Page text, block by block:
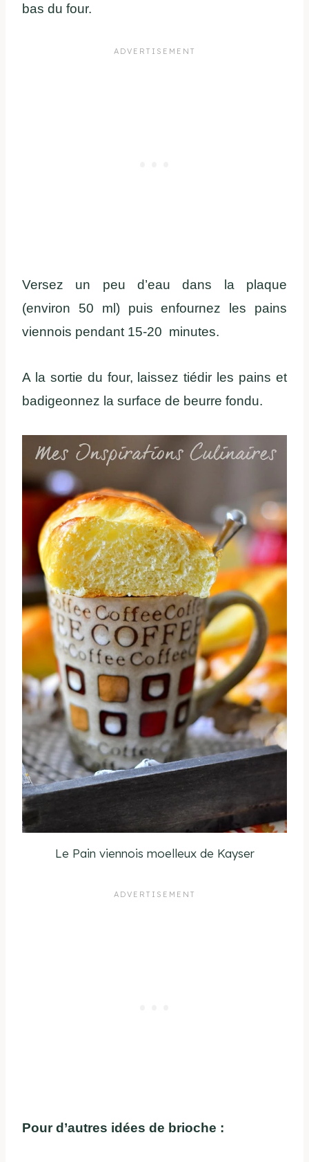
bas du four.
Versez un peu d’eau dans la plaque
(environ 50 ml) puis enfournez les pains
viennois pendant 15-20 minutes.
A la sortie du four, laissez tiédir les pains et
badigeonnez la surface de beurre fondu.
Le Pain viennois moelleux de Kayser
Pour d’autres idées de brioche :